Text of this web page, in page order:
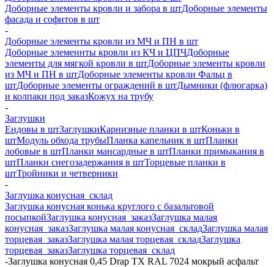
Доборные элементы кровли и забора в штДоборные элементы
фасада и софитов в шт
-
Доборные элементы кровли из МЧ и ПН в шт
Доборные элеменнты кровли из КЧ и ЦПЧДоборные
элементы для мягкой кровли в штДоборные элементы кровли
из МЧ и ПН в штДоборные элементы кровли Фальц в
штДоборные элементы ограждений в штДымники (флюгарка)
и колпаки под заказКожух на трубу
-
Заглушки
Ендовы в штЗаглушкиКарнизные планки в штКоньки в
штМодуль обхода трубыПланка капельник в штПланки
лобовые в штПланки мансардные в штПланки примыкания в
штПланки снегозадержания в штТорцевые планки в
штТройники и четверники
-
Заглушка конусная_склад
Заглушка конусная конька круглого с базальтовой
посыпкойЗаглушка конусная_заказЗаглушка малая
конусная_заказЗаглушка малая конусная_складЗаглушка малая
торцевая_заказЗаглушка малая торцевая_складЗаглушка
торцевая_заказЗаглушка торцевая_склад
-Заглушка конусная 0,45 Drap TX RAL 7024 мокрый асфальт